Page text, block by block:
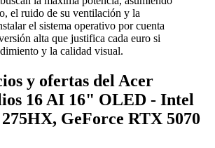
el ruido de su ventilación y la
el sistema operativo por cuenta
alta que justifica cada euro si
y la calidad visual.
y ofertas del Acer
16 AI 16" OLED - Intel
GeForce RTX 5070